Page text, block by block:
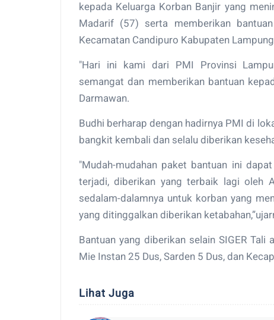
kepada Keluarga Korban Banjir yang
Madarif (57) serta memberikan
Kecamatan Candipuro Kabupaten
"Hari ini kami dari PMI Provinsi
semangat dan memberikan bantuan
Darmawan.
Budhi berharap dengan hadirnya PMI di
bangkit kembali dan selalu diberikan
"Mudah-mudahan paket bantuan ini
terjadi, diberikan yang terbaik lagi oleh
sedalam-dalamnya untuk korban yang
yang ditinggalkan diberikan
Bantuan yang diberikan selain SIGER
Mie Instan 25 Dus, Sarden 5 Dus, dan
Lihat Juga